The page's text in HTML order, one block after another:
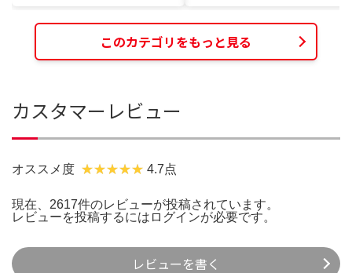
このカテゴリをもっと見る
カスタマーレビュー
オススメ度 4.7点
現在、2617件のレビューが投稿されています。
レビューを投稿するには ログインが必要です。
レビューを書く